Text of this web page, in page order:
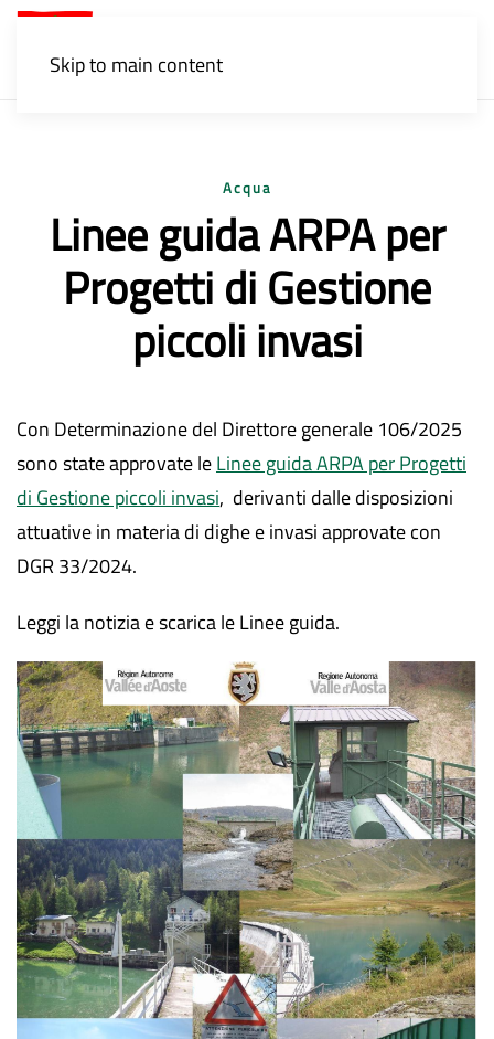
Skip to main content
Acqua
Linee guida ARPA per
Progetti di Gestione
piccoli invasi
Con Determinazione del Direttore generale 106/2025
sono state approvate leLinee guida ARPA per Progetti
di Gestione piccoli invasi, derivanti dalle disposizioni
attuative in materia di dighe e invasi approvate con
DGR 33/2024.
Leggi la notizia e scarica le Linee guida.